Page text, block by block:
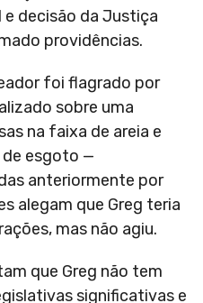
e decisão da Justiça
providências.
foi flagrado por
sobre uma
na faixa de areia e
esgoto —
anteriormente por
alegam que Greg teria
mas não agiu.
que Greg não tem
significativas e